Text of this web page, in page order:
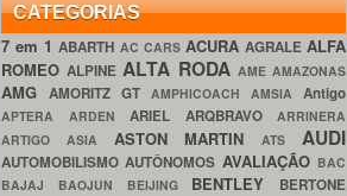
CATEGORIAS
7 em 1ABARTH AC CARS ACURA AGRALE ALFA
ROMEOALPINEALTA RODA AME AMAZONAS
AMG AMORITZ GT AMPHICOACH AMSIA Antigo
APTERA ARDEN ARIEL ARQBRAVO ARRINERA
ARTIGO ASIA ASTON MARTINATS AUDI
AUTOMOBILISMOAUTÔNOMOS AVALIAÇÃO BAC
BAJAJ BAOJUN BEIJING BENTLEY BERTONE